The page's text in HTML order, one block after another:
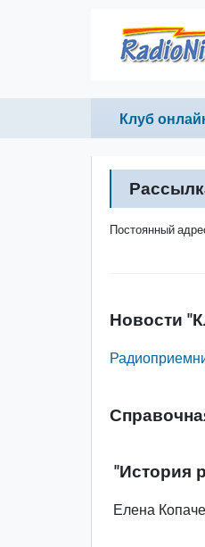
Primary links
Клуб
Постоянный
Новости
"История
Елена